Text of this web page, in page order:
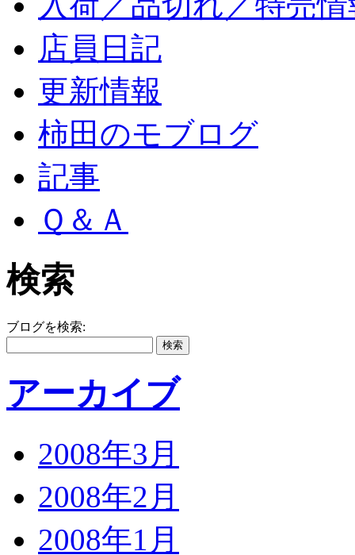
店員日記
更新情報
柿田のモブログ
記事
Ｑ＆Ａ
検索
ブログを検索:
アーカイブ
2008年3月
2008年2月
2008年1月